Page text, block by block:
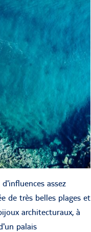
assez
de très belles plages et
architecturaux, à
palais